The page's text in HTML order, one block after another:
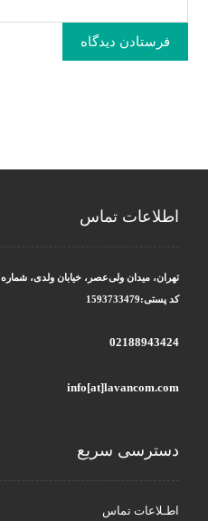
فرستادن دیدگاه
اطلاعات تماس
تهران، میدان ولی‌عصر، خیابان ولدی، شماره 48، واحد 24
کد پستی:1593733479
02188943424
info[at]lavancom.com
دسترسی سریع
اطـلاعات تماس